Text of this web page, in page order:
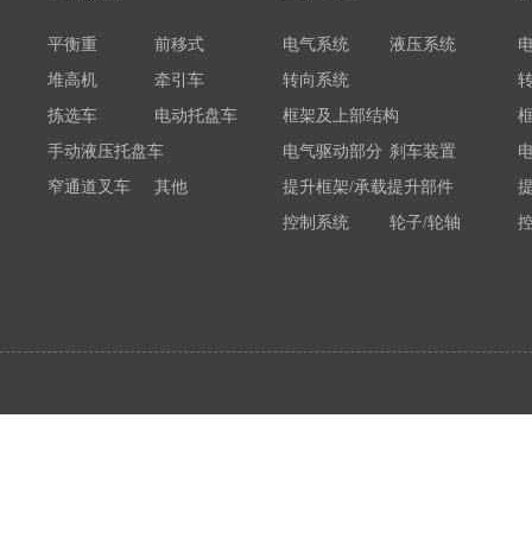
平衡重
前移式
堆高机
牵引车
拣选车
电动托盘车
手动液压托盘车
窄通道叉车
其他
电气系统
液压系统
转向系统
框架及上部结构
电气驱动部分 刹车装置
提升框架/承载提升部件
控制系统
轮子/轮轴